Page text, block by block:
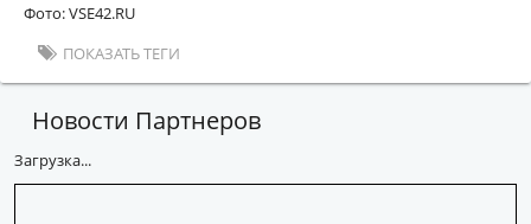
Фото: VSE42.RU
ПОКАЗАТЬ ТЕГИ
Новости Партнеров
Загрузка...